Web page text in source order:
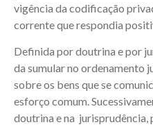
vigência da codificação
corrente que respondia
Definida por doutrina e por
da sumular no ordenamento
sobre os bens que se
esforço comum.
doutrina e na jurisprudência,